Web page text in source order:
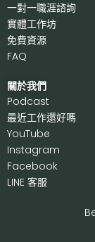
一對一職涯諮詢
實體工作坊
免費資源
FAQ
關於我們
Podcast
最近工作還好嗎
YouTube
Instagram
Facebook
LINE 客服